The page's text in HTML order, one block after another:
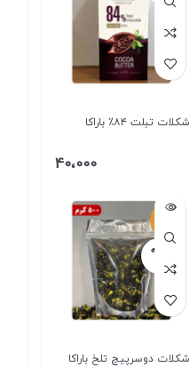
شکلات تبلت ۸۴٪ باراکا
40،000
فروخته
شکلات دوسرپیچ تلخ باراکا